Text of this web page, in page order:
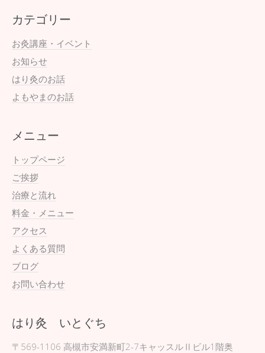
カテゴリー
お灸講座・イベント
お知らせ
はり灸のお話
よもやまのお話
メニュー
トップページ
ご挨拶
治療と流れ
料金・メニュー
アクセス
よくある質問
ブログ
お問い合わせ
はり灸 いとぐち
〒569-1106 高槻市安満新町2-7キャッスルⅡビル1階奥